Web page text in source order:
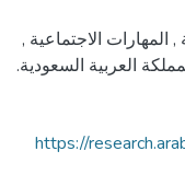
, المهارات الاجتماعية ,
العربية السعودية.
https://